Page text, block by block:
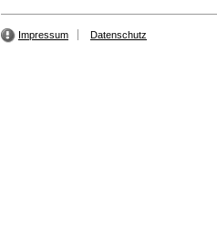
Impressum Datenschutz